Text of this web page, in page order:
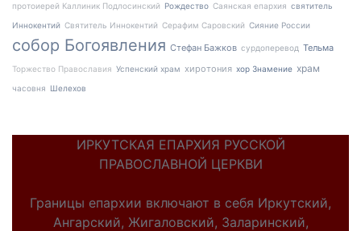
протоиерей Каллиник Подлосинский Рождество Саянская епархия святитель
Иннокентий Святитель Иннокентий Серафим Саровский Сияние России
собор Богоявления Стефан Бажков сурдоперевод Тельма
Торжество Православия Успенский храм хиротония хор Знамение храм
часовня Шелехов
ИРКУТСКАЯ ЕПАРХИЯ РУССКОЙ
ПРАВОСЛАВНОЙ ЦЕРКВИ
Границы епархии включают в себя Иркутский,
Ангарский, Жигаловский, Заларинский,